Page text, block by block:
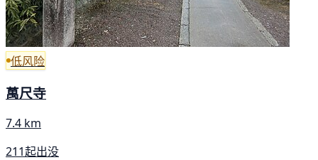
低风险
萬尺寺
7.4 km
211起出没